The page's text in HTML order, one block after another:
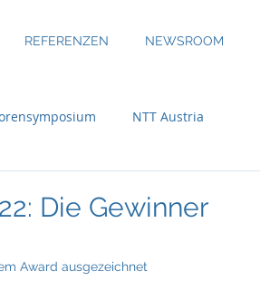
REFERENZEN NEWSROOM
NTT Austria
eMobility
Die Gewinner
Award ausgezeichnet